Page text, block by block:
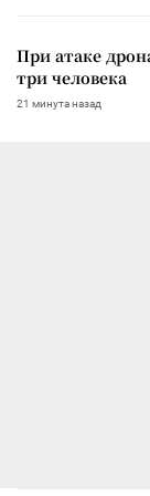
При атаке
три человека
21 минута назад